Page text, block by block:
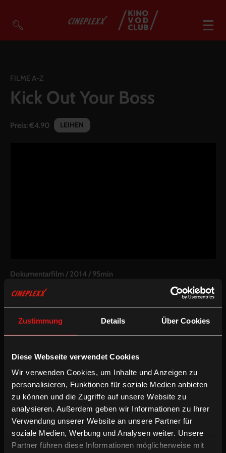
Zustimmung Details Über Cookies
Diese Webseite verwendet Cookies
Wir verwenden Cookies, um Inhalte und Anzeigen zu
personalisieren, Funktionen für soziale Medien anbieten
zu können und die Zugriffe auf unsere Website zu
analysieren. Außerdem geben wir Informationen zu Ihrer
Verwendung unserer Website an unsere Partner für
soziale Medien, Werbung und Analysen weiter. Unsere
Partner führen diese Informationen möglicherweise mit
Filmpakete
FILME A-Z
Kick Out Your Boss
Preis:€4.90 LEIHEN
Dokumentarfilm / 2014 / 95min
Kamera:Elisabeth Scharang
Schnitt:Katharina Pichler
Branka Trivkovic
Inkludierte Sprachfassungen:
Mehrsprachige OV mit deUT
Mehrsprachige OV mit enUT
Deutsche UT/Dokumentarfilm/Englische UT